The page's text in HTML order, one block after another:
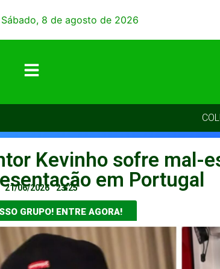
Sábado, 8 de agosto de 2026
Kevinho sofre mal-
em Portugal
21/06/2026 23:25
GRUPO! ENTRE AGORA!